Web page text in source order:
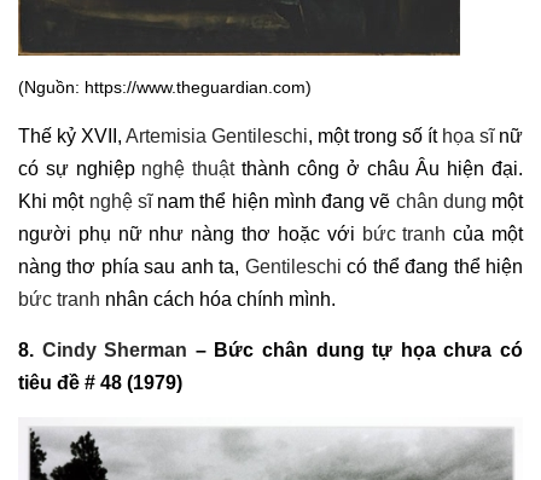
(Nguồn: https://www.theguardian.com)
Thế kỷ XVII, Artemisia Gentileschi, một trong số ít họa sĩnữ
có sự nghiệp nghệ thuậtthành công ở châu Âu hiện đại.
Khi một nghệ sĩnam thể hiện mình đang vẽ chân dung một
người phụ nữ như nàng thơ hoặc với bức tranh của một
nàng thơ phía sau anh ta, Gentileschi có thể đang thể hiện
bức tranh nhân cách hóa chính mình.
8. Cindy Sherman – Bức chân dung tự họa chưa có
tiêu đề # 48 (1979)